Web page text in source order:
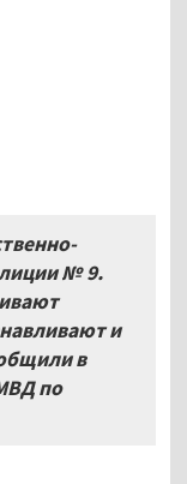
№ 9.
и
в
по